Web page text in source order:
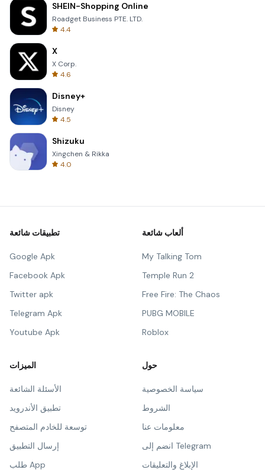
SHEIN-Shopping Online
Roadget Business PTE. LTD.
4.4
X
X Corp.
4.6
Disney+
Disney
4.5
Shizuku
Xingchen & Rikka
4.0
تطبيقات شائعة
Google Apk
Facebook Apk
Twitter apk
Telegram Apk
Youtube Apk
ألعاب شائعة
My Talking Tom
Temple Run 2
Free Fire: The Chaos
PUBG MOBILE
Roblox
الميزات
الأسئلة الشائعة
تطبيق الأندرويد
توسعة للخادم المتصفح
إرسال التطبيق
طلب App
حول
سياسة الخصوصية
الشروط
معلومات عنا
انضم إلى Telegram
الإبلاغ والتعليقات